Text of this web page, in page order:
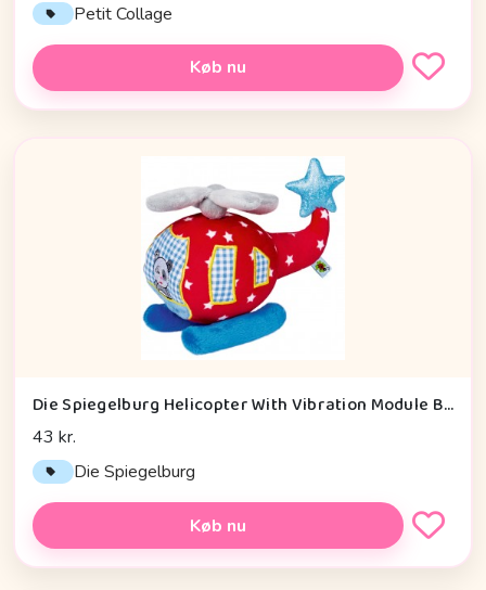
Petit Collage
Køb nu
Die Spiegelburg Helicopter With Vibration Module Baby Charms - Legetøj
43 kr.
Die Spiegelburg
Køb nu